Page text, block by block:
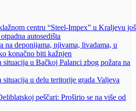
centru “Steel-Impex” u Kraljevu još
autosedišta
na deponijama, njivama, livadama, u
konačno biti kažnjen
situacija u Bačkoj Palanci zbog požara na
situacija u delu teritorije grada Valjeva
peščari: Proširio se na više od